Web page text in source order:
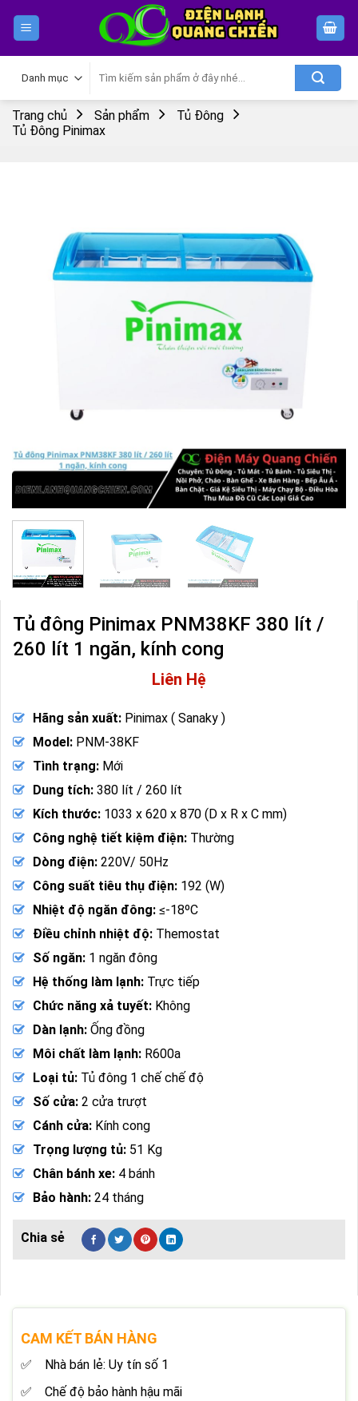
kiếm:
Trang chủ Sản phẩm
Tủ Đông
Tủ Đông Pinimax
Tủ đông Pinimax PNM38KF 380 lít /
260 lít 1 ngăn, kính cong
Liên Hệ
Hãng sản xuất: Pinimax ( Sanaky )
Model: PNM-38KF
Tình trạng: Mới
Dung tích: 380 lít / 260 lít
Kích thước: 1033 x 620 x 870 (D x R x C mm)
Công nghệ tiết kiệm điện: Thường
Dòng điện: 220V/ 50Hz
Công suất tiêu thụ điện: 192 (W)
Nhiệt độ ngăn đông: ≤-18ºC
Điều chỉnh nhiệt độ: Themostat
Số ngăn: 1 ngăn đông
Hệ thống làm lạnh: Trực tiếp
Chức năng xả tuyết: Không
Dàn lạnh: Ống đồng
Môi chất làm lạnh: R600a
Loại tủ: Tủ đông 1 chế chế độ
Số cửa: 2 cửa trượt
Cánh cửa: Kính cong
Trọng lượng tủ: 51 Kg
Chân bánh xe: 4 bánh
Bảo hành: 24 tháng
CAM KẾT BÁN HÀNG
Nhà bán lẻ: Uy tín số 1
Chế độ bảo hành hậu mãi